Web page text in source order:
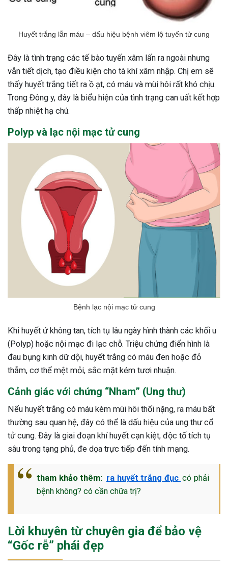
Huyết trắng lẫn máu – dấu hiệu bệnh viêm lộ tuyến tử cung
Đây là tình trạng các tế bào tuyến xâm lấn ra ngoài nhưng
vẫn tiết dịch, tạo điều kiện cho tà khí xâm nhập. Chị em sẽ
thấy huyết trắng tiết ra ồ ạt, có máu và mùi hôi rất khó chịu.
Trong Đông y, đây là biểu hiện của tình trạng can uất kết hợp
thấp nhiệt hạ chú.
Polyp và lạc nội mạc tử cung
Bệnh lạc nội mạc tử cung
Khi huyết ứ không tan, tích tụ lâu ngày hình thành các khối u
(Polyp) hoặc nội mạc đi lạc chỗ. Triệu chứng điển hình là
đau bụng kinh dữ dội, huyết trắng có máu đen hoặc đỏ
thẫm, cơ thể mệt mỏi, sắc mặt kém tươi nhuận.
Cảnh giác với chứng “Nham” (Ung thư)
Nếu huyết trắng có máu kèm mùi hôi thối nặng, ra máu bất
thường sau quan hệ, đây có thể là dấu hiệu của ung thư cổ
tử cung. Đây là giai đoạn khí huyết cạn kiệt, độc tố tích tụ
sâu trong tạng phủ, đe dọa trực tiếp đến tính mạng.
tham khảo thêm: ra huyết trắng đục có phải
bệnh không? có cần chữa trị?
Lời khuyên từ chuyên gia để bảo vệ
“Gốc rễ” phái đẹp